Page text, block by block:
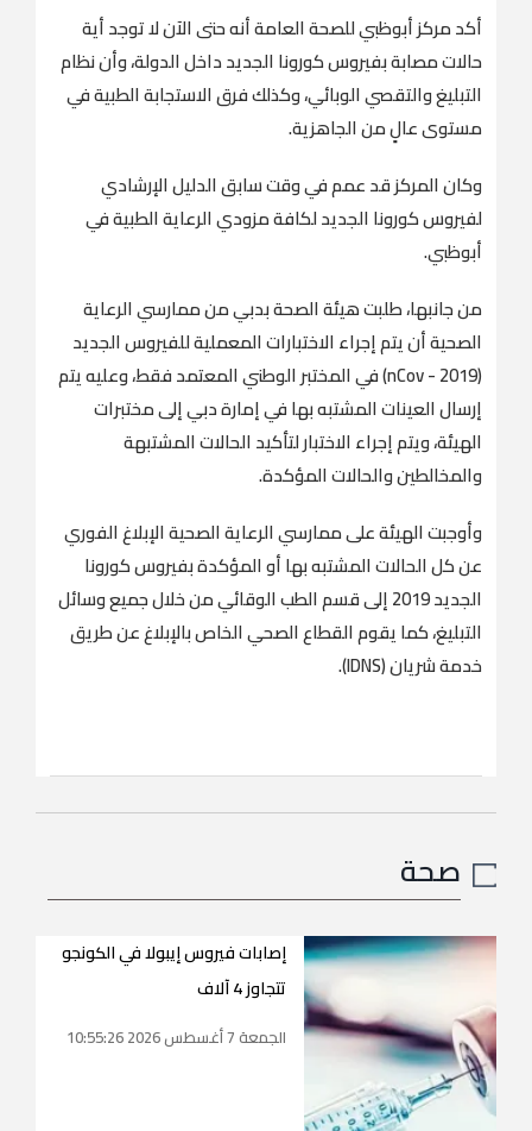
أكد مركز أبوظبي للصحة العامة أنه حتى الآن لا توجد أية
حالات مصابة بفيروس كورونا الجديد داخل الدولة، وأن نظام
التبليغ والتقصي الوبائي، وكذلك فرق الاستجابة الطبية في
مستوى عالٍ من الجاهزية.
وكان المركز قد عمم في وقت سابق الدليل الإرشادي
لفيروس كورونا الجديد لكافة مزودي الرعاية الطبية في
أبوظبي.
من جانبها، طلبت هيئة الصحة بدبي من ممارسي الرعاية
الصحية أن يتم إجراء الاختبارات المعملية للفيروس الجديد
(nCov - 2019) في المختبر الوطني المعتمد فقط، وعليه يتم
إرسال العينات المشتبه بها في إمارة دبي إلى مختبرات
الهيئة، ويتم إجراء الاختبار لتأكيد الحالات المشتبهة
والمخالطين والحالات المؤكدة.
وأوجبت الهيئة على ممارسي الرعاية الصحية الإبلاغ الفوري
عن كل الحالات المشتبه بها أو المؤكدة بفيروس كورونا
الجديد 2019 إلى قسم الطب الوقائي من خلال جميع وسائل
التبليغ، كما يقوم القطاع الصحي الخاص بالإبلاغ عن طريق
خدمة شريان (IDNS).
صحة
إصابات فيروس إيبولا في الكونجو
تتجاوز 4 آلاف
الجمعة 7 أغسطس 2026 10:55:26